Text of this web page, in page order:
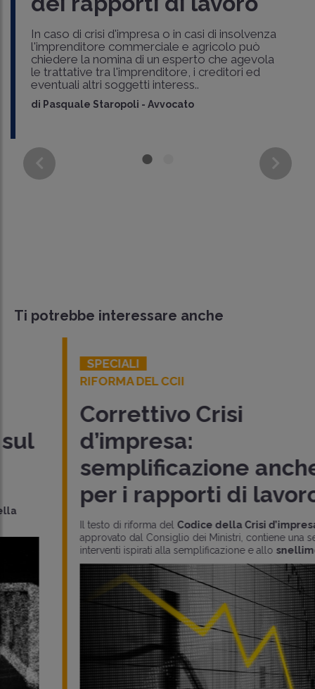
In caso di crisi d'impresa o in casi di insolvenza
l'imprenditore commerciale e agricolo può
chiedere la nomina di un esperto che agevola
le trattative tra l'imprenditore, i creditori ed
eventuali altri soggetti interess..
di Pasquale Staropoli - Avvocato
Ti potrebbe interessare anche
RIFORMA DEL CCII
Correttivo Crisi
d’impresa:
semplificazione anche
per i rapporti di lavoro
Il testo di riforma delCodice della Crisi d’impresa,
approvato dal Consiglio dei Ministri, contiene una serie di
interventi ispirati alla semplificazione e allosnellimento..